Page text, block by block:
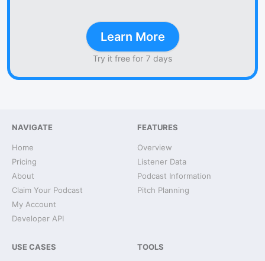
Learn More
Try it free for 7 days
NAVIGATE
Home
Pricing
About
Claim Your Podcast
My Account
Developer API
FEATURES
Overview
Listener Data
Podcast Information
Pitch Planning
USE CASES TOOLS